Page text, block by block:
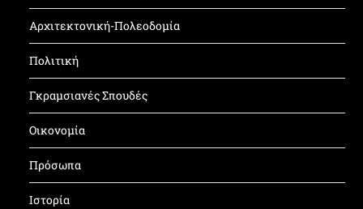
Αρχιτεκτονική-Πολεοδομία
Πολιτική
Γκραμσιανές Σπουδές
Οικονομία
Πρόσωπα
Ιστορία